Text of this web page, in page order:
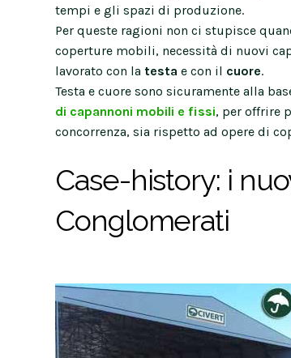
tempi e gli spazi di produzione.
Per queste ragioni non ci stupisce
coperture mobili, necessità di nuovi
lavorato con la testa e con il cuore.
Testa e cuore sono sicuramente alla
di capannoni mobili e fissi, per offrire
concorrenza, sia rispetto ad opere di
Case-history: i
Conglomerati